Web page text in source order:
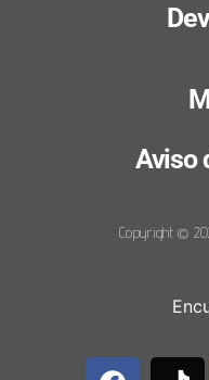
Aviso
Copyright ©